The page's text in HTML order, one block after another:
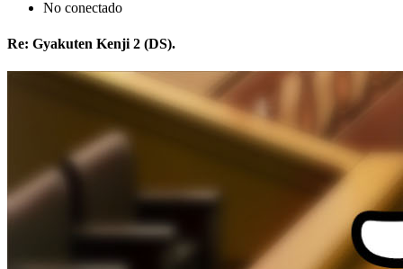
No conectado
Re: Gyakuten Kenji 2 (DS).